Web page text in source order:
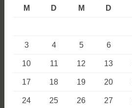
M
D M D
3 4 5 6
10 11 12 13
17 18 19 20
24 25 26 27